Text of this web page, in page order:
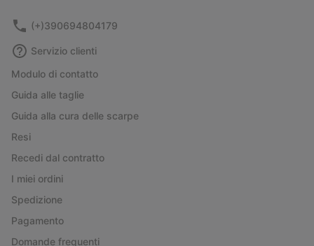
(+)390694804179
Servizio clienti
Modulo di contatto
Guida alle taglie
Guida alla cura delle scarpe
Resi
Recedi dal contratto
I miei ordini
Spedizione
Pagamento
Domande frequenti